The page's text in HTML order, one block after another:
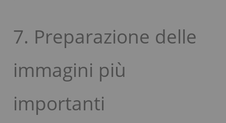
7. Preparazione delle
immagini più
importanti